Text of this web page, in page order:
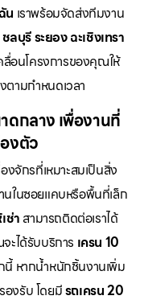
น เราพร้อมจัดส่งทีมงาน
ชลบุรี ระยอง ฉะเชิงเทรา
ลื่อนโครงการของคุณให้
ตามกำหนดเวลา
ดกลาง เพื่องานที่
งตัว
งจักรที่เหมาะสมเป็นสิ่ง
ในซอยแคบหรือพื้นที่เล็ก
ช่า สามารถติดต่อเราได้
ะได้รับบริการ เครน 10
หากน้ำหนักชิ้นงานเพิ่ม
องรับ โดยมีรถเครน 20